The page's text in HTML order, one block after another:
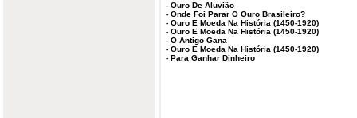
- Ouro De Aluvião
- Onde Foi Parar O Ouro Brasileiro?
- Ouro E Moeda Na História (1450-1920)
- Ouro E Moeda Na História (1450-1920)
- O Antigo Gana
- Ouro E Moeda Na História (1450-1920)
- Para Ganhar Dinheiro